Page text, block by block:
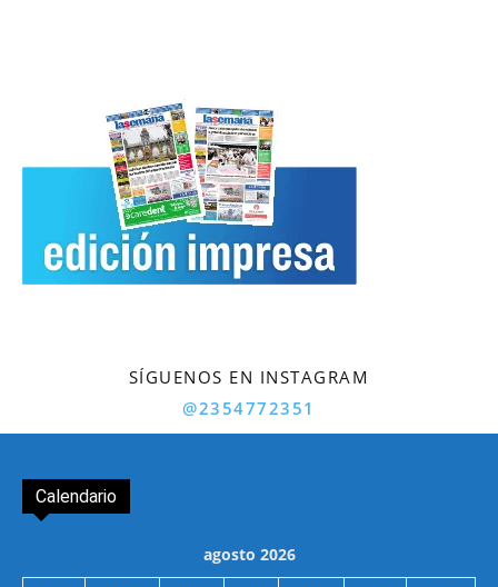
SÍGUENOS EN INSTAGRAM
@2354772351
Calendario
agosto 2026